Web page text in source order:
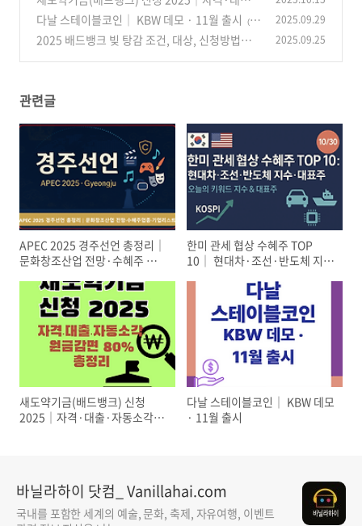
자동소각·원금감면 80% 총정리
(24)
다날 스테이블코인│ KBW 데모 · 11월 출시
(4
0)
2025.09.29
2025 배드뱅크 빚 탕감 조건, 대상, 신청방법│ 7
2025.09.25
관련글
APEC 2025 경주선언 총정리│
문화창조산업 전망·수혜주 업종
한미 관세 협상 수혜주 TOP
10│ 현대차·조선·반도체 지수
새도약기금(배드뱅크) 신청
2025│자격·대출·자동소각·
다날 스테이블코인│ KBW 데모
· 11월 출시
바닐라하이 닷컴_ Vanillahai.com
국내를 포함한 세계의 예술, 문화, 축제, 자유여행, 이벤트